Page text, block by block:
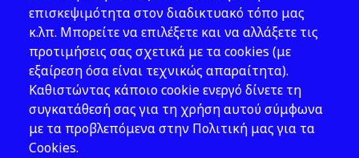
παραγράφου, εάν λόγω
παθήσεως ή βλάβης ή
εξασθενήσεως σωµατικής
ή πνευµατικής εξαµήνου
τουλάχιστον κατ’ ιατρικήν
πρόβλεψιν διαρκείας, δεν
δύναται να κερδίζη δι’ εργασίας
επισκεψιμότητα στον διαδικτυακό τόπο μας
κ.λπ. Μπορείτε να επιλέξετε και να αλλάξετε τις
προτιμήσεις σας σχετικά με τα cookies (με
εξαίρεση όσα είναι τεχνικώς απαραίτητα).
Καθιστώντας κάποιο cookie ενεργό δίνετε τη
συγκατάθεσή σας για τη χρήση αυτού σύμφωνα
με τα προβλεπόμενα στην Πολιτική μας για τα
Cookies.